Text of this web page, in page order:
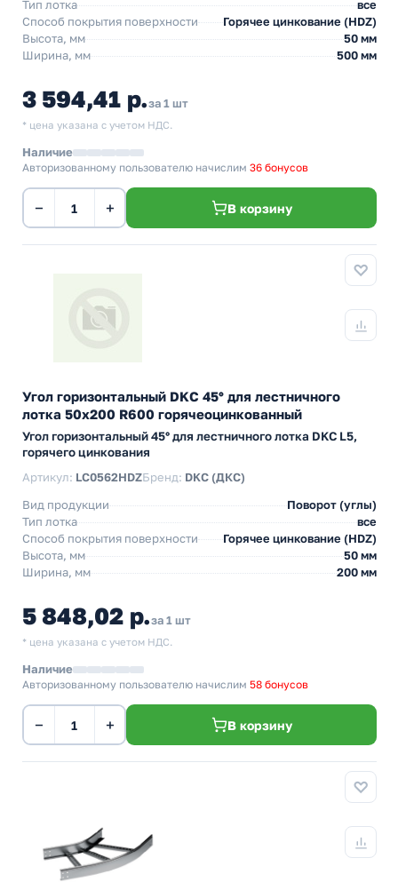
Тип лотка
все
Способ покрытия поверхности
Горячее цинкование (HDZ)
Высота, мм
50 мм
Ширина, мм
500 мм
3 594,41 р.за 1 шт
* цена указана с учетом НДС.
Наличие
Авторизованному пользователю начислим 36 бонусов
− + В корзину
Угол горизонтальный DKC 45° для лестничного
лотка 50х200 R600 горячеоцинкованный
Угол горизонтальный 45° для лестничного лотка DKC L5,
горячего цинкования
Артикул: LC0562HDZБренд: DKC (ДКС)
Вид продукции
Поворот (углы)
Тип лотка
все
Способ покрытия поверхности
Горячее цинкование (HDZ)
Высота, мм
50 мм
Ширина, мм
200 мм
5 848,02 р.за 1 шт
* цена указана с учетом НДС.
Наличие
Авторизованному пользователю начислим 58 бонусов
− + В корзину